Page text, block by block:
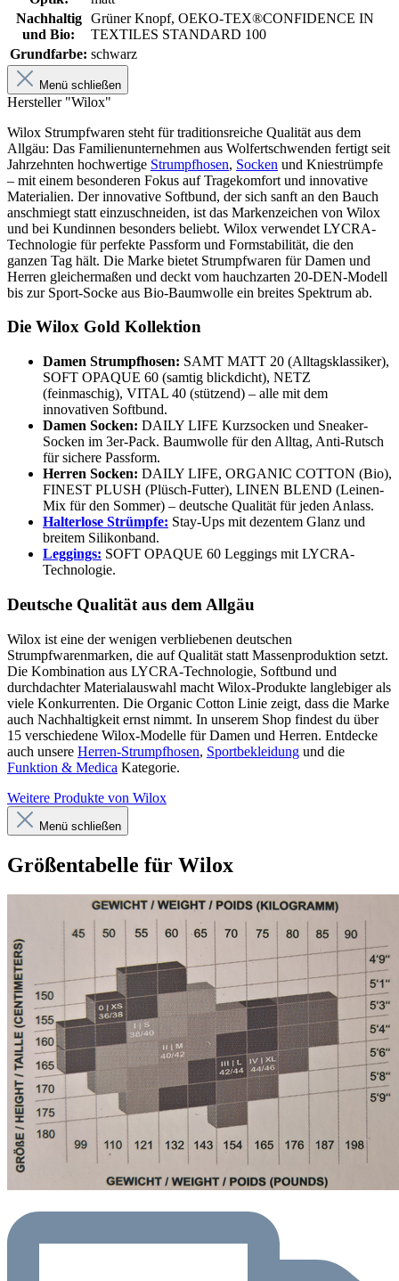
Nachhaltig
und Bio:
Grüner Knopf, OEKO-TEX®CONFIDENCE IN
TEXTILES STANDARD 100
Grundfarbe: schwarz
Menü schließen
Hersteller "Wilox"
Wilox Strumpfwaren steht für traditionsreiche Qualität aus dem
Allgäu: Das Familienunternehmen aus Wolfertschwenden fertigt seit
Jahrzehnten hochwertige Strumpfhosen, Socken und Kniestrümpfe
– mit einem besonderen Fokus auf Tragekomfort und innovative
Materialien. Der innovative Softbund, der sich sanft an den Bauch
anschmiegt statt einzuschneiden, ist das Markenzeichen von Wilox
und bei Kundinnen besonders beliebt. Wilox verwendet LYCRA-
Technologie für perfekte Passform und Formstabilität, die den
ganzen Tag hält. Die Marke bietet Strumpfwaren für Damen und
Herren gleichermaßen und deckt vom hauchzarten 20-DEN-Modell
bis zur Sport-Socke aus Bio-Baumwolle ein breites Spektrum ab.
Die Wilox Gold Kollektion
Damen Strumpfhosen: SAMT MATT 20 (Alltagsklassiker),
SOFT OPAQUE 60 (samtig blickdicht), NETZ
(feinmaschig), VITAL 40 (stützend) – alle mit dem
innovativen Softbund.
Damen Socken: DAILY LIFE Kurzsocken und Sneaker-
Socken im 3er-Pack. Baumwolle für den Alltag, Anti-Rutsch
für sichere Passform.
Herren Socken: DAILY LIFE, ORGANIC COTTON (Bio),
FINEST PLUSH (Plüsch-Futter), LINEN BLEND (Leinen-
Mix für den Sommer) – deutsche Qualität für jeden Anlass.
Halterlose Strümpfe: Stay-Ups mit dezentem Glanz und
breitem Silikonband.
Leggings: SOFT OPAQUE 60 Leggings mit LYCRA-
Technologie.
Deutsche Qualität aus dem Allgäu
Wilox ist eine der wenigen verbliebenen deutschen
Strumpfwarenmarken, die auf Qualität statt Massenproduktion setzt.
Die Kombination aus LYCRA-Technologie, Softbund und
durchdachter Materialauswahl macht Wilox-Produkte langlebiger als
viele Konkurrenten. Die Organic Cotton Linie zeigt, dass die Marke
auch Nachhaltigkeit ernst nimmt. In unserem Shop findest du über
15 verschiedene Wilox-Modelle für Damen und Herren. Entdecke
auch unsere Herren-Strumpfhosen, Sportbekleidung und die
Funktion & Medica Kategorie.
Weitere Produkte von Wilox
Menü schließen
Größentabelle für Wilox